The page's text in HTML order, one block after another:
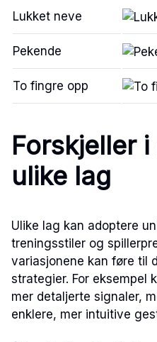
Lukket neve
Pekende
To fingre opp
Forskjeller
ulike lag
Ulike lag kan adoptere
treningsstiler og
variasjonene kan føre til
strategier. For eksempel
mer detaljerte signaler,
enklere, mer intuitive